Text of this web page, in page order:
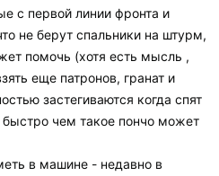
с первой линии фронта и
не берут спальники на штурм,
помочь (хотя есть мысль ,
еще патронов, гранат и
застегиваются когда спят
чем такое пончо может
в машине - недавно в